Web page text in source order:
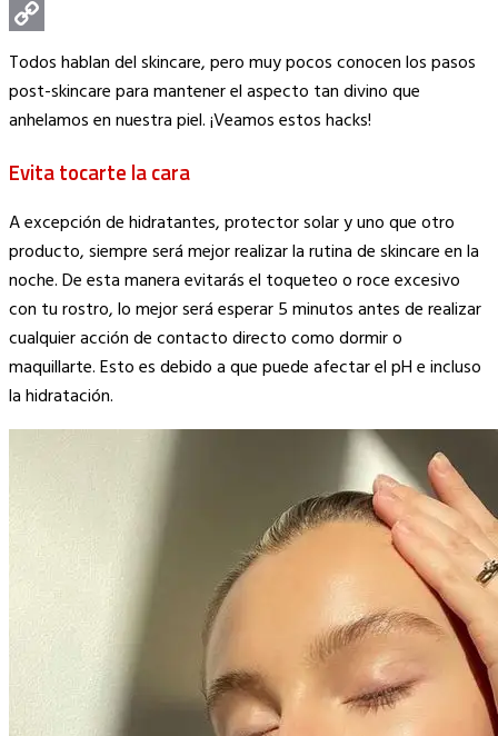
WhatsApp
Copy
Link
Todos hablan del skincare, pero muy pocos conocen los pasos
post-skincare para mantener el aspecto tan divino que
anhelamos en nuestra piel. ¡Veamos estos hacks!
Evita tocarte la cara
A excepción de hidratantes, protector solar y uno que otro
producto, siempre será mejor realizar la rutina de skincare en la
noche. De esta manera evitarás el toqueteo o roce excesivo
con tu rostro, lo mejor será esperar 5 minutos antes de realizar
cualquier acción de contacto directo como dormir o
maquillarte. Esto es debido a que puede afectar el pH e incluso
la hidratación.